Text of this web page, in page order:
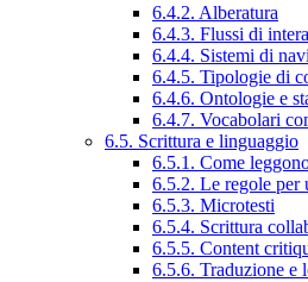
6.4.2. Alberatura
6.4.3. Flussi di
6.4.4. Sistemi di
6.4.5. Tipologie di
6.4.6. Ontologie e
6.4.7. Vocabolari
6.5. Scrittura e linguaggio
6.5.1. Come
6.5.2. Le regole per
6.5.3. Microtesti
6.5.4. Scrittura
6.5.5. Content
6.5.6. Traduzione e